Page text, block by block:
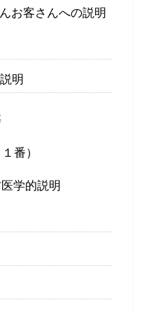
お客さんへの説明
明
番）
学的説明